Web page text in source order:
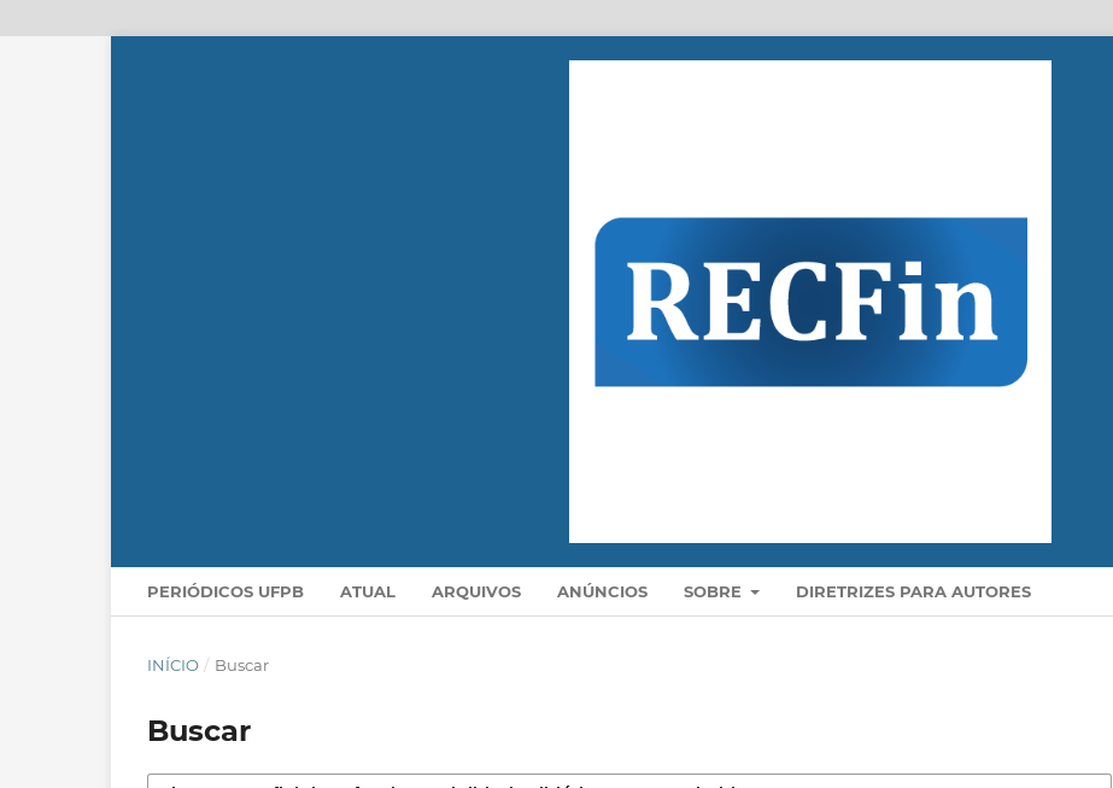
PERIÓDICOS UFPB ATUAL ARQUIVOS ANÚNCIOS SOBRE DIRETRIZES PARA AUTORES
INÍCIO / Buscar
Buscar